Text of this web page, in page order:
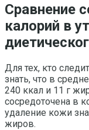
Сравнение
калорий в
Для тех, кто
знать, что в
240 ккал и 11 г
сосредоточена в
удаление кожи
жиров.